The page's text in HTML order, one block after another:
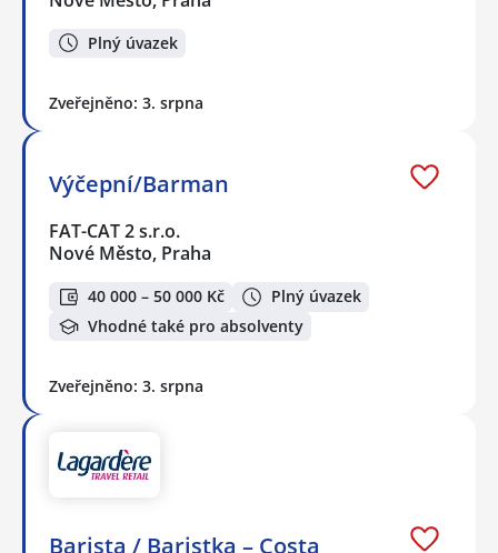
Plný úvazek
Zveřejněno: 3. srpna
Výčepní/Barman
FAT-CAT 2 s.r.o.
Nové Město, Praha
40 000 – 50 000 Kč
Plný úvazek
Vhodné také pro absolventy
Zveřejněno: 3. srpna
Barista / Baristka – Costa